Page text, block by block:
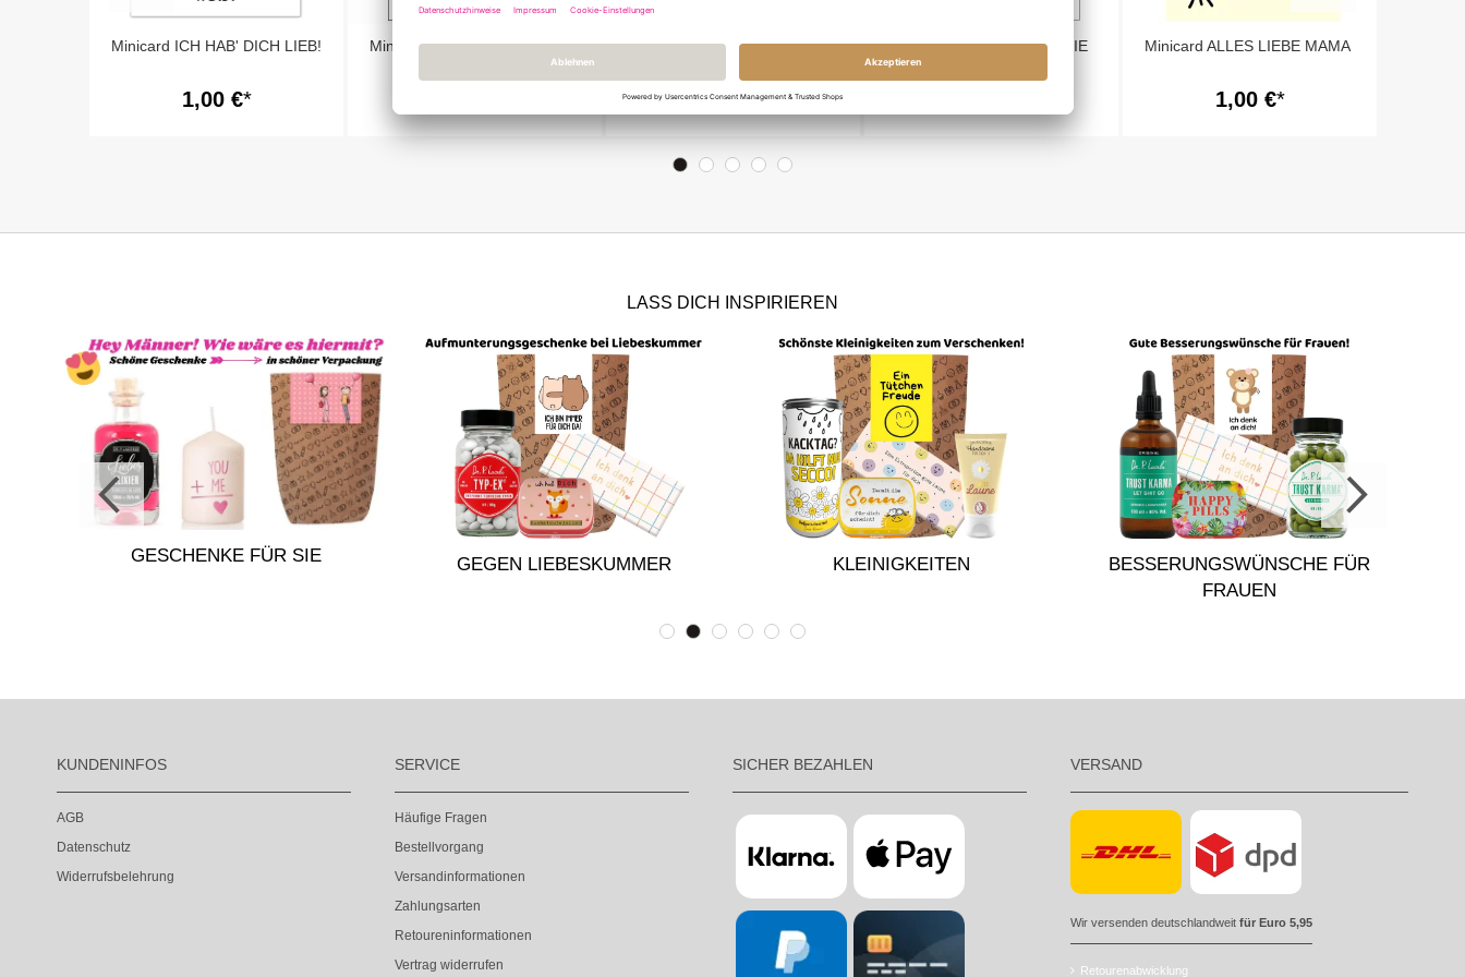
Minicard ICH HAB' DICH LIEB!
1,00 €
Minicard Danke „Dankeschön“
Minicard GLÜCK IST -
1,00 €
Minicard MAMA DU BIST DIE
BESTE!
Minicard ALLES LIEBE MAMA
1,00 €
LASS DICH INSPIRIEREN
GESCHENKE FÜR SIE GEGEN LIEBESKUMMER KLEINIGKEITEN
BESSERUNGSWÜNSCHE FÜR
FRAUEN
KUNDENINFOS
AGB
Datenschutz
Widerrufsbelehrung
SERVICE
Häufige Fragen
Bestellvorgang
Versandinformationen
Zahlungsarten
Retoureninformationen
Vertrag widerrufen
SICHER BEZAHLEN VERSAND
Wir versenden deutschlandweit für Euro 5,95
Retourenabwicklung